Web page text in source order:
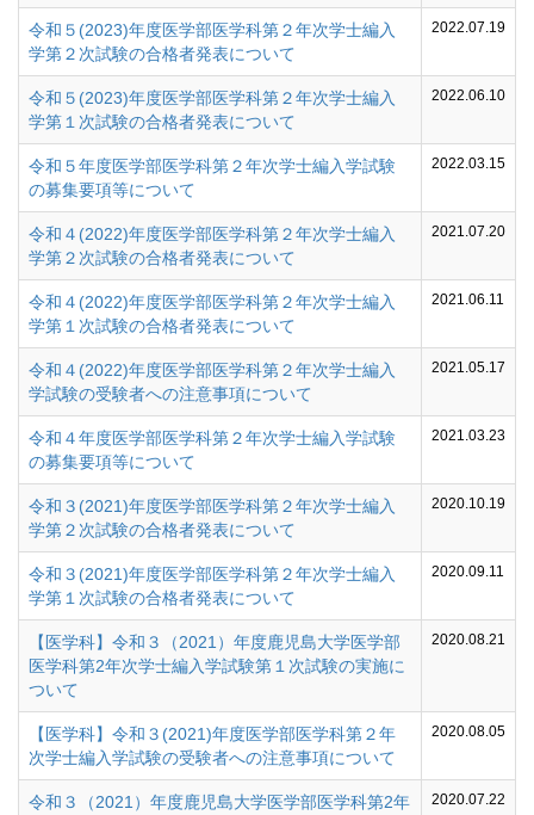
令和５(2023)年度医学部医学科第２年次学士編入
学第２次試験の合格者発表について
2022.07.19
令和５(2023)年度医学部医学科第２年次学士編入
学第１次試験の合格者発表について
2022.06.10
令和５年度医学部医学科第２年次学士編入学試験
の募集要項等について
2022.03.15
令和４(2022)年度医学部医学科第２年次学士編入
学第２次試験の合格者発表について
2021.07.20
令和４(2022)年度医学部医学科第２年次学士編入
学第１次試験の合格者発表について
2021.06.11
令和４(2022)年度医学部医学科第２年次学士編入
学試験の受験者への注意事項について
2021.05.17
令和４年度医学部医学科第２年次学士編入学試験
の募集要項等について
2021.03.23
令和３(2021)年度医学部医学科第２年次学士編入
学第２次試験の合格者発表について
2020.10.19
令和３(2021)年度医学部医学科第２年次学士編入
学第１次試験の合格者発表について
2020.09.11
【医学科】令和３（2021）年度鹿児島大学医学部
医学科第2年次学士編入学試験第１次試験の実施に
ついて
2020.08.21
【医学科】令和３(2021)年度医学部医学科第２年
次学士編入学試験の受験者への注意事項について
2020.08.05
令和３（2021）年度鹿児島大学医学部医学科第2年
2020.07.22